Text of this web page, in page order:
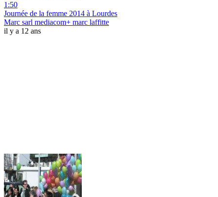
1:50
Journée de la femme 2014 à Lourdes
Marc sarl mediacom+ marc laffitte
il y a 12 ans